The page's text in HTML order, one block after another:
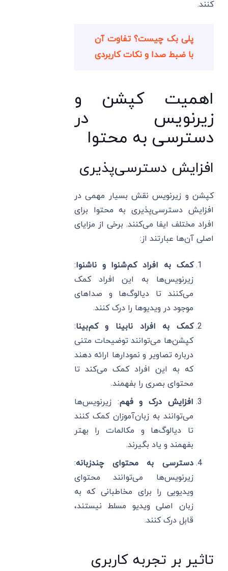
کنند.
پلی بک چیست؟ تفاوت آن
با ضبط صدا و نکات کاربردی
اهمیت کپشن و
زیرنویس در
دسترسی به محتوا
افزایش دسترسی‌پذیری
کپشن و زیرنویس نقش بسیار مهمی در
افزایش دسترسی‌پذیری به محتوا برای
افراد مختلف ایفا می‌کنند. برخی از مزایای
اصلی آن‌ها عبارتند از:
کمک به افراد کم‌شنوا و ناشنوا:
زیرنویس‌ها به این افراد کمک
می‌کنند تا دیالوگ‌ها و صداهای
موجود در ویدیوها را درک کنند.
کمک به افراد نابینا و کم‌بینا:
کپشن‌ها می‌توانند توضیحات متنی
درباره تصاویر و نمودارها ارائه دهند
که به این افراد کمک می‌کند تا
محتوای بصری را بفهمند.
افزایش درک و فهم: زیرنویس‌ها
می‌توانند به زبان‌آموزان کمک کنند
تا دیالوگ‌ها و مکالمات را بهتر
بفهمند و یاد بگیرند.
دسترسی به محتوای چندزبانه:
زیرنویس‌ها می‌توانند محتوای
ویدیویی را برای مخاطبانی که به
زبان اصلی ویدیو مسلط نیستند،
قابل درک کنند.
تاثیر بر تجربه کاربری